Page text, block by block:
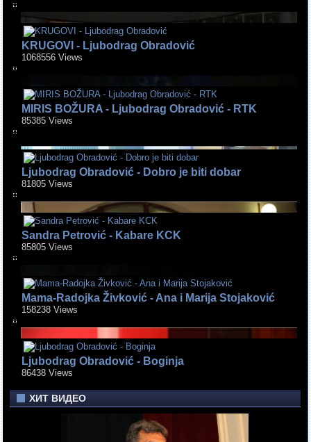
KRUGOVI - Ljubodrag Obradović
1068556 Views
MIRIS BOŽURA - Ljubodrag Obradović - RTK
85385 Views
Ljubodrag Obradović - Dobro je biti dobar
81805 Views
Sandra Petrović - Kabare KCK
85805 Views
Mama-Radojka Živković - Ana i Marija Stojaković
158238 Views
Ljubodrag Obradović - Boginja
86438 Views
ХИТ ВИДЕО